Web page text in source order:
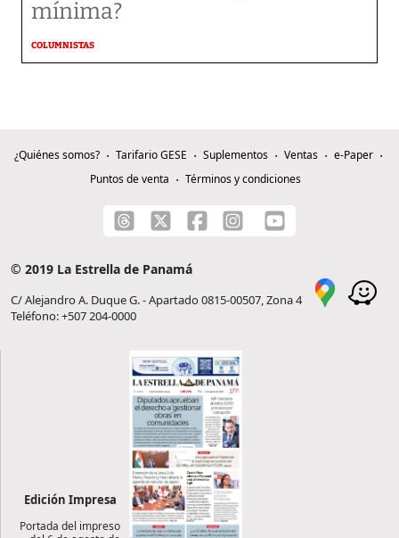
mínima?
COLUMNISTAS
¿Quiénes somos? Tarifario GESE Suplementos Ventas
e-Paper
Puntos de venta
Términos y condiciones
© 2019 La Estrella de Panamá
C/ Alejandro A. Duque G. - Apartado 0815-00507, Zona 4
Teléfono: +507 204-0000
Edición Impresa
Portada del impreso